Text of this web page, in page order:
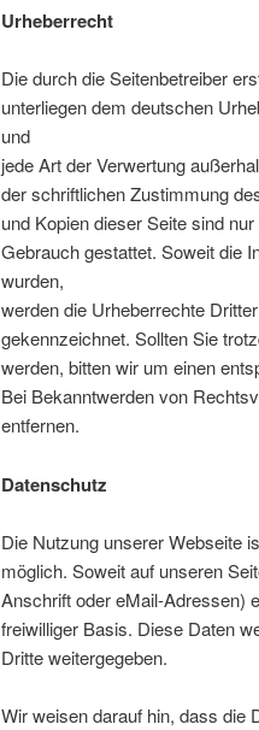
Urheberrecht
Die durch die Seitenbetreiber
unterliegen dem deutschen
und
jede Art der Verwertung
der schriftlichen Zustimmung
und Kopien dieser Seite sind
Gebrauch gestattet. Soweit die
wurden,
werden die Urheberrechte
gekennzeichnet. Sollten Sie
werden, bitten wir um einen
Bei Bekanntwerden von
entfernen.
Datenschutz
Die Nutzung unserer Webseite
möglich. Soweit auf unseren
Anschrift oder eMail-Adressen)
freiwilliger Basis. Diese Daten
Dritte weitergegeben.
Wir weisen darauf hin, dass die